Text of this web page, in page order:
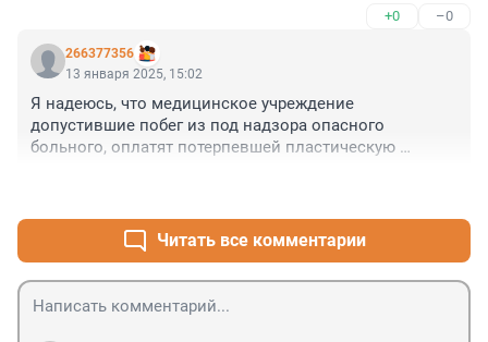
+0 –0
266377356
13 января 2025, 15:02
Я надеюсь, что медицинское учреждение
допустившие побег из под надзора опасного
больного, оплатят потерпевшей пластическую
Читать все комментарии